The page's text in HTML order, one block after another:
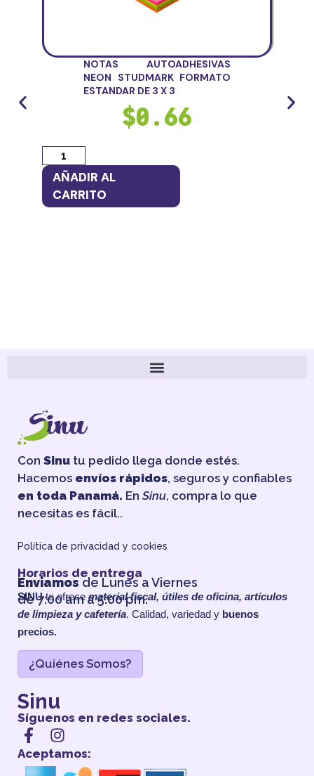
NOTAS AUTOADHESIVAS
NEON STUDMARK FORMATO
ESTANDAR DE 3 X 3
$0.66
AÑADIR AL
CARRITO
Con Sinu tu pedido llega donde estés.
Hacemos envíos rápidos, seguros y confiables
en toda Panamá. En Sinu, compra lo que
necesitas es fácil..
Política de privacidad y cookies
Horarios de entrega
Enviamos de Lunes a Viernes
de 7:00 am a 5:00 pm.
SINUte ofrecematerial fiscal, útiles de oficina, artículos
de limpieza y cafetería. Calidad, variedad y buenos
precios.
¿Quiénes Somos?
Sinu
Síguenos en redes sociales.
Aceptamos: